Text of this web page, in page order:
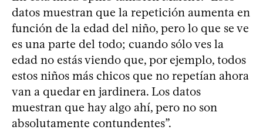
datos muestran que la repetición aumenta en
función de la edad del niño, pero lo que se ve
es una parte del todo; cuando sólo ves la
edad no estás viendo que, por ejemplo, todos
estos niños más chicos que no repetían ahora
van a quedar en jardinera. Los datos
muestran que hay algo ahí, pero no son
absolutamente contundentes”.